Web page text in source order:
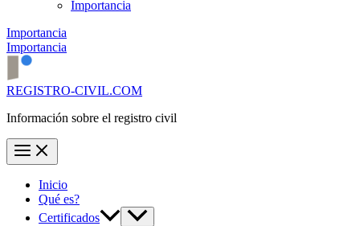
Importancia
Importancia
Importancia
REGISTRO-CIVIL.COM
Información sobre el registro civil
Inicio
Qué es?
Certificados